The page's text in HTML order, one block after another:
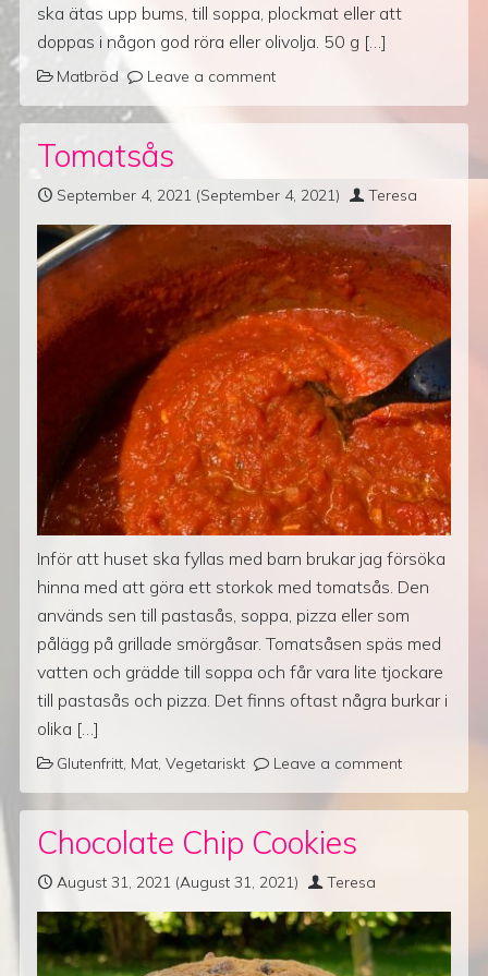
ska ätas upp bums, till soppa, plockmat eller att
doppas i någon god röra eller olivolja. 50 g […]
Matbröd Leave a comment
Tomatsås
September 4, 2021 (September 4, 2021) Teresa
Inför att huset ska fyllas med barn brukar jag försöka
hinna med att göra ett storkok med tomatsås. Den
används sen till pastasås, soppa, pizza eller som
pålägg på grillade smörgåsar. Tomatsåsen späs med
vatten och grädde till soppa och får vara lite tjockare
till pastasås och pizza. Det finns oftast några burkar i
olika […]
Glutenfritt, Mat, Vegetariskt Leave a comment
Chocolate Chip Cookies
August 31, 2021 (August 31, 2021) Teresa